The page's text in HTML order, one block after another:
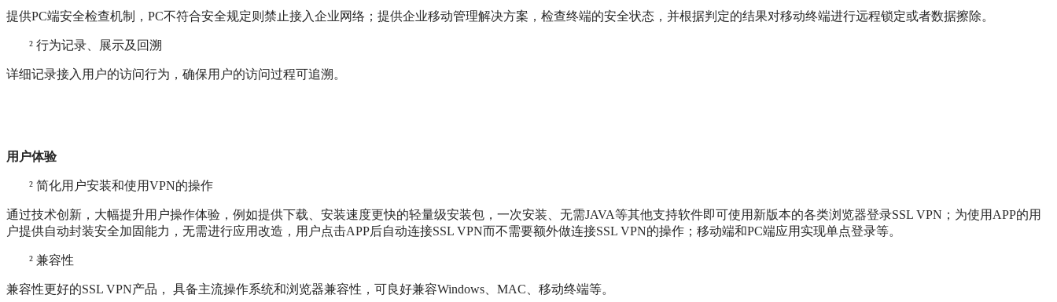
提供PC端安全检查机制，PC不符合安全规定则禁止接入企业网络；提供企业移动管理解决方案，检查终端的安全状态，并根据判定的结果对移动终端进行远程锁定或者数据擦除。
² 行为记录、展示及回溯
详细记录接入用户的访问行为，确保用户的访问过程可追溯。
用户体验
² 简化用户安装和使用VPN的操作
通过技术创新，大幅提升用户操作体验，例如提供下载、安装速度更快的轻量级安装包，一次安装、无需JAVA等其他支持软件即可使用新版本的各类浏览器登录SSL VPN；为使用APP的用
户提供自动封装安全加固能力，无需进行应用改造，用户点击APP后自动连接SSL VPN而不需要额外做连接SSL VPN的操作；移动端和PC端应用实现单点登录等。
² 兼容性
兼容性更好的SSL VPN产品， 具备主流操作系统和浏览器兼容性，可良好兼容Windows、MAC、移动终端等。